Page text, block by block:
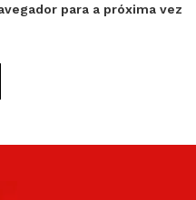
para a próxima vez